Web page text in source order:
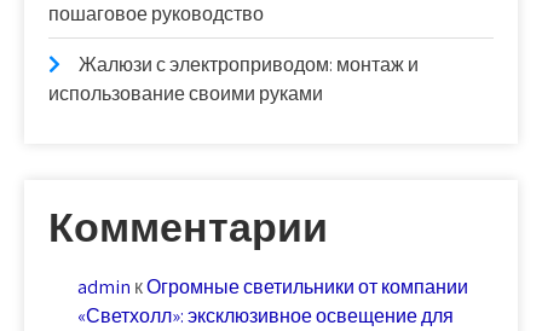
пошаговое руководство
Жалюзи с электроприводом: монтаж и
использование своими руками
Комментарии
admin кОгромные светильники от компании
«Светхолл»: эксклюзивное освещение для